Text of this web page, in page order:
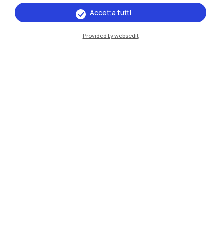
Milano Bovisa
Accetta tutti
Provided by websedit